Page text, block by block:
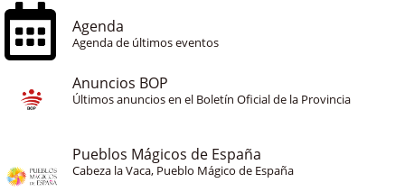
Agenda
Agenda de últimos eventos
Anuncios BOP
Últimos anuncios en el Boletín Oficial de la Provincia
Pueblos Mágicos de España
Cabeza la Vaca, Pueblo Mágico de España